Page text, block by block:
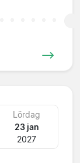
Lördag
23 jan
2027